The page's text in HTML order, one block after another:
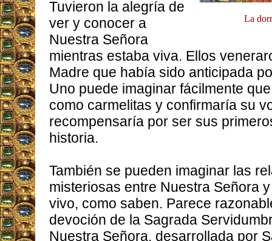
La
Tuvieron la alegría de
ver y conocer a
Nuestra Señora
mientras estaba viva. Ellos
Madre que había sido anticipada
Uno puede imaginar fácilmente
como carmelitas y confirmaría su
recompensaría por ser sus
historia.
También se pueden imaginar las
misteriosas entre Nuestra Señora
vivo, como saben. Parece
devoción de la Sagrada
Nuestra Señora, desarrollada por